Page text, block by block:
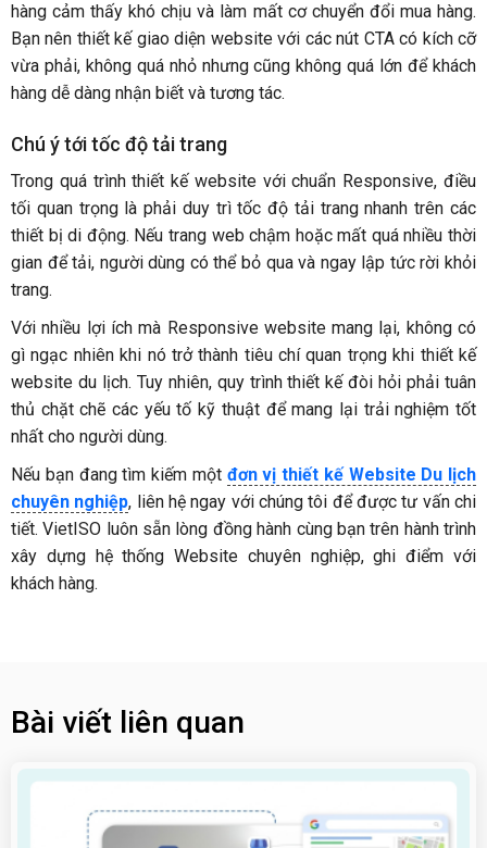
hàng cảm thấy khó chịu và làm mất cơ chuyển đổi mua hàng.
Bạn nên thiết kế giao diện website với các nút CTA có kích cỡ
vừa phải, không quá nhỏ nhưng cũng không quá lớn để khách
hàng dễ dàng nhận biết và tương tác.
Chú ý tới tốc độ tải trang
Trong quá trình thiết kế website với chuẩn Responsive, điều
tối quan trọng là phải duy trì tốc độ tải trang nhanh trên các
thiết bị di động. Nếu trang web chậm hoặc mất quá nhiều thời
gian để tải, người dùng có thể bỏ qua và ngay lập tức rời khỏi
trang.
Với nhiều lợi ích mà Responsive website mang lại, không có
gì ngạc nhiên khi nó trở thành tiêu chí quan trọng khi thiết kế
website du lịch. Tuy nhiên, quy trình thiết kế đòi hỏi phải tuân
thủ chặt chẽ các yếu tố kỹ thuật để mang lại trải nghiệm tốt
nhất cho người dùng.
Nếu bạn đang tìm kiếm một đơn vị thiết kế Website Du lịch
chuyên nghiệp, liên hệ ngay với chúng tôi để được tư vấn chi
tiết. VietISO luôn sẵn lòng đồng hành cùng bạn trên hành trình
xây dựng hệ thống Website chuyên nghiệp, ghi điểm với
khách hàng.
Bài viết liên quan